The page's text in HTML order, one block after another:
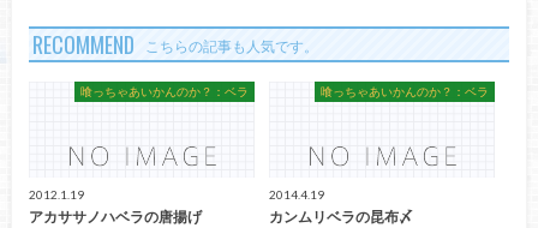
RECOMMEND こちらの記事も人気です。
喰っちゃあいかんのか？：ベラ
2012.1.19
アカササノハベラの唐揚げ
喰っちゃあいかんのか？：ベラ
2014.4.19
カンムリベラの昆布〆